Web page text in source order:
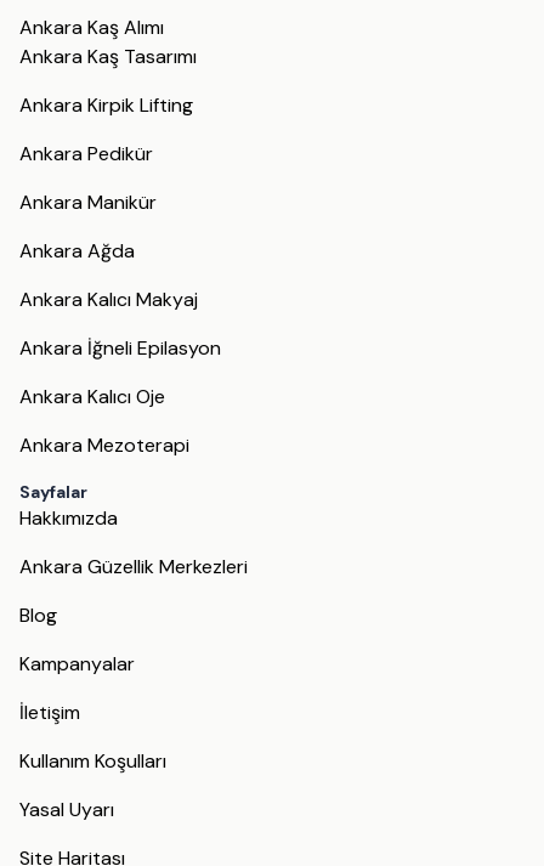
Ankara Kaş Alımı
Ankara Kaş Tasarımı
Ankara Kirpik Lifting
Ankara Pedikür
Ankara Manikür
Ankara Ağda
Ankara Kalıcı Makyaj
Ankara İğneli Epilasyon
Ankara Kalıcı Oje
Ankara Mezoterapi
Sayfalar
Hakkımızda
Ankara Güzellik Merkezleri
Blog
Kampanyalar
İletişim
Kullanım Koşulları
Yasal Uyarı
Site Haritası